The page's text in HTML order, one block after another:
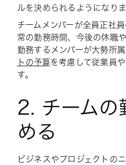
ルを決められるようになりま
チームメンバーが全員正社
常の勤務時間、今後の休職
勤務するメンバーが大勢所
トの予算を考慮して従業員
す。
2. チームの
める
ビジネスやプロジェクトの